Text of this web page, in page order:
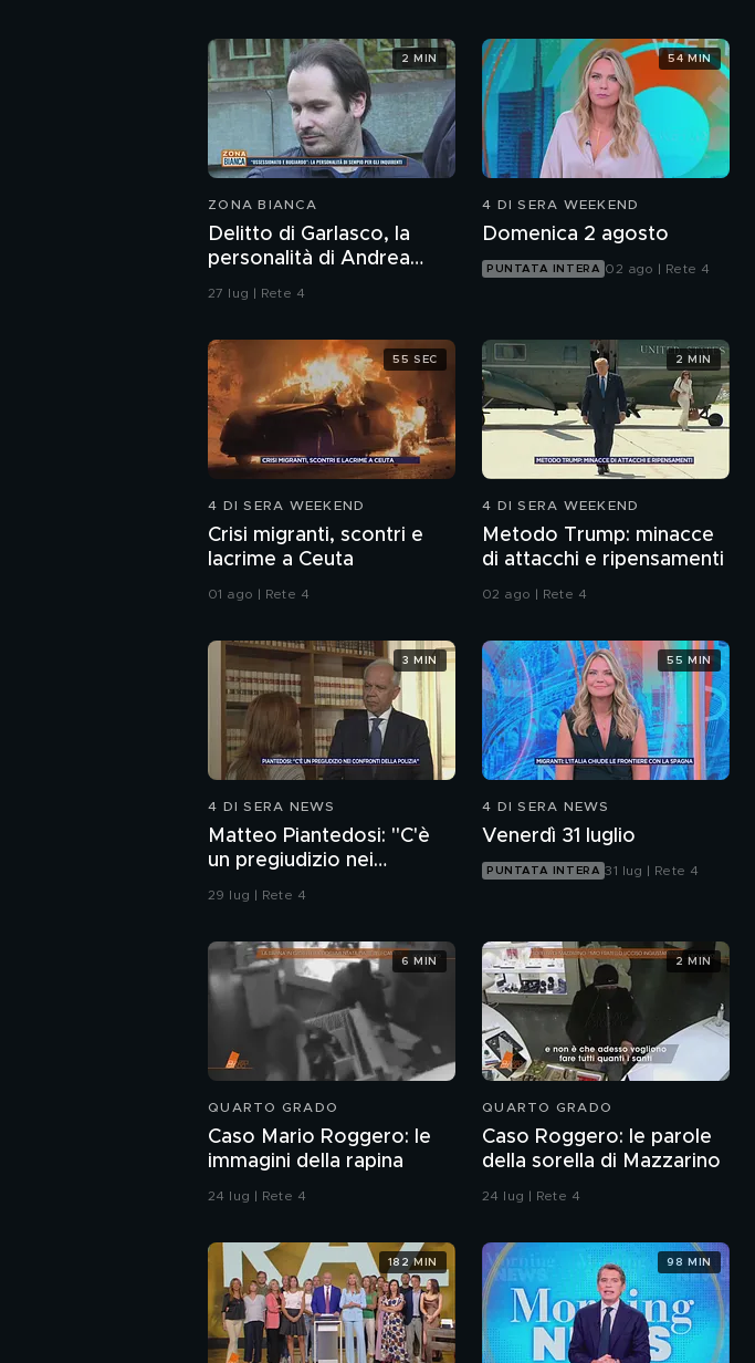
ZONA BIANCA
Delitto di Garlasco, la
personalità di Andrea
Sempio per gli inquirenti:
27 lug | Rete 4
2 MIN
4 DI SERA WEEKEND
Domenica 2 agosto
PUNTATA INTERA 02 ago | Rete 4
54 MIN
4 DI SERA WEEKEND
Crisi migranti, scontri e
lacrime a Ceuta
01 ago | Rete 4
55 SEC
4 DI SERA WEEKEND
Metodo Trump: minacce
di attacchi e ripensamenti
02 ago | Rete 4
2 MIN
4 DI SERA NEWS
Matteo Piantedosi: "C'è
un pregiudizio nei
confronti della polizia"
29 lug | Rete 4
3 MIN
4 DI SERA NEWS
Venerdì 31 luglio
PUNTATA INTERA 31 lug | Rete 4
55 MIN
QUARTO GRADO
Caso Mario Roggero: le
immagini della rapina
24 lug | Rete 4
6 MIN
QUARTO GRADO
Caso Roggero: le parole
della sorella di Mazzarino
24 lug | Rete 4
2 MIN
182 MIN 98 MIN